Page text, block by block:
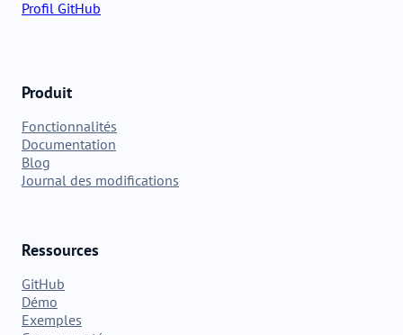
Profil GitHub
Produit
Fonctionnalités
Documentation
Blog
Journal des modifications
Ressources
GitHub
Démo
Exemples